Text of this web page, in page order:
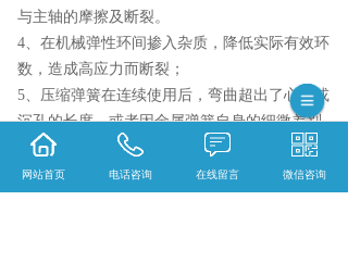
与主轴的摩擦及断裂。
4、在机械弹性环间掺入杂质，降低实际有效环
数，造成高应力而断裂；
5、压缩弹簧在连续使用后，弯曲超出了心轴或
沉孔的长度，或者因金属弹簧自身的细微差别
而发生断裂，从而造成承重性能下降，压缩变
形增大；
网站首页 电话咨询 在线留言 微信咨询